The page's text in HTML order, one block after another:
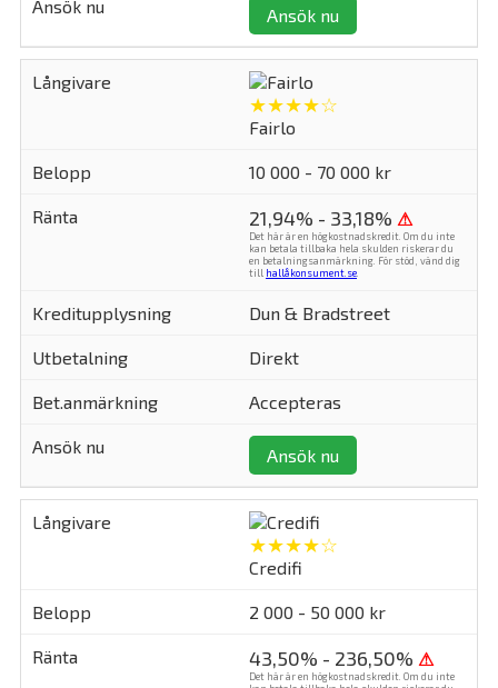
Ansök nu
★★★★☆
Fairlo
10 000 - 70 000 kr
21,94% - 33,18% ⚠
Det här är en högkostnadskredit. Om du inte
kan betala tillbaka hela skulden riskerar du
en betalningsanmärkning. För stöd, vänd dig
till hallåkonsument.se
Dun & Bradstreet
Direkt
Accepteras
Ansök nu
★★★★☆
Credifi
2 000 - 50 000 kr
43,50% - 236,50% ⚠
Det här är en högkostnadskredit. Om du inte